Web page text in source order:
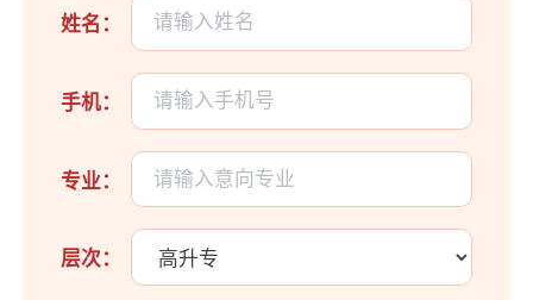
姓名：
手机：
专业：
层次：